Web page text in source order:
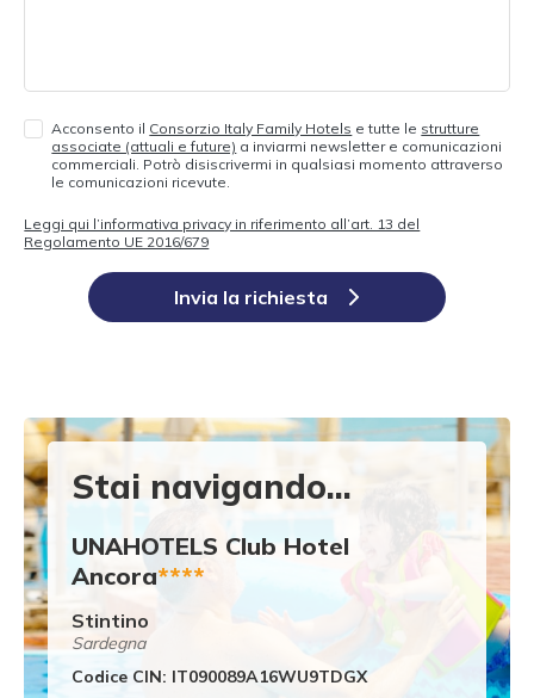
Acconsento il Consorzio Italy Family Hotels e tutte le strutture
associate (attuali e future) a inviarmi newsletter e comunicazioni
commerciali. Potrò disiscrivermi in qualsiasi momento attraverso
le comunicazioni ricevute.
Leggi qui l’informativa privacy in riferimento all’art. 13 del
Regolamento UE 2016/679
Invia la richiesta
Stai navigando...
UNAHOTELS Club Hotel
Ancora****
Stintino
Sardegna
Codice CIN: IT090089A16WU9TDGX